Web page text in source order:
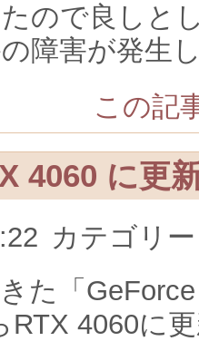
ので良しと
障害が発生
この記
4060 に更
カテゴリ
た「
RTX 4060に